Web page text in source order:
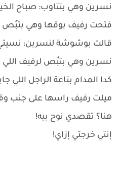
نسرين وهي بتتاوب: صباح
فتحت رفيف بوقها وهي بتبُص
قالت بوشوشة لنسرين:
نسرين وهي بتبُص لرفيف
كدا المدام بتاعة الراجل اللي
ميلت رفيف راسها على جنب
هنا؟ تقصدي نوح بيه!
إنتي خرجتي إزاي!